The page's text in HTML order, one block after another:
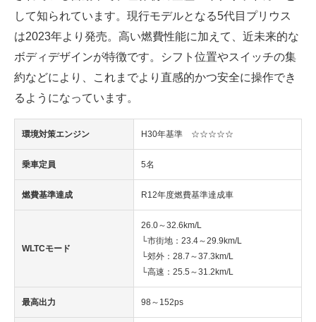
して知られています。現行モデルとなる5代目プリウス
は2023年より発売。高い燃費性能に加えて、近未来的な
ボディデザインが特徴です。シフト位置やスイッチの集
約などにより、これまでより直感的かつ安全に操作でき
るようになっています。
環境対策エンジン H30年基準 ☆☆☆☆☆
乗車定員 5名
燃費基準達成 R12年度燃費基準達成車
WLTCモード
26.0～32.6km/L
└市街地：23.4～29.9km/L
└郊外：28.7～37.3km/L
└高速：25.5～31.2km/L
最高出力 98～152ps